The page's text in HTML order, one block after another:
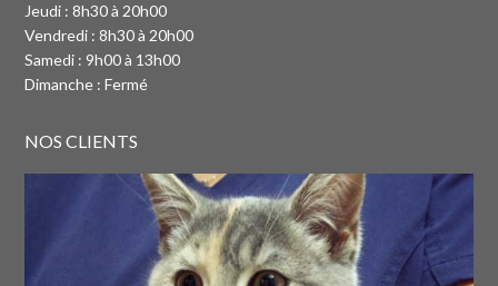
Jeudi : 8h30 à 20h00
Vendredi : 8h30 à 20h00
Samedi : 9h00 à 13h00
Dimanche : Fermé
NOS CLIENTS